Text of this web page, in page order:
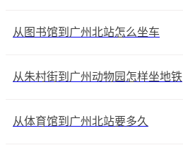
从图书馆到广州北站怎么坐车
从朱村街到广州动物园怎样坐地铁
从体育馆到广州北站要多久